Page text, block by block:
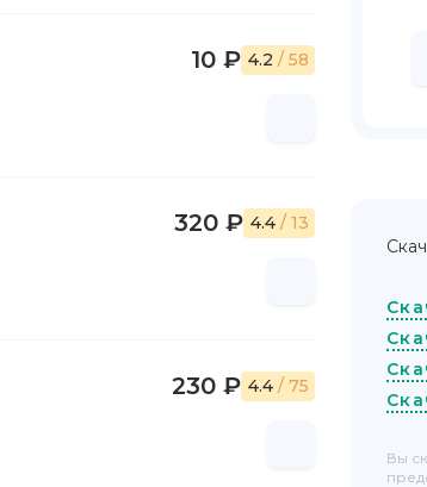
10 ₽ 4.2 / 58
320 ₽ 4.4 / 13
230 ₽ 4.4 / 75
Вы